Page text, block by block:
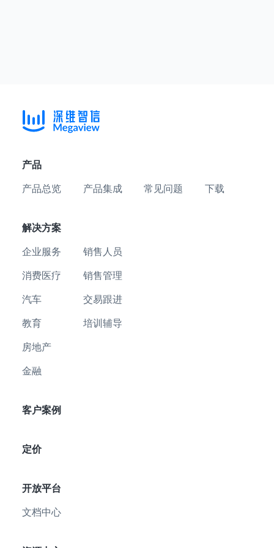
产品
产品总览 产品集成 常见问题 下载
解决方案
企业服务
消费医疗
汽车
教育
房地产
金融
销售人员
销售管理
交易跟进
培训辅导
客户案例
定价
开放平台
文档中心